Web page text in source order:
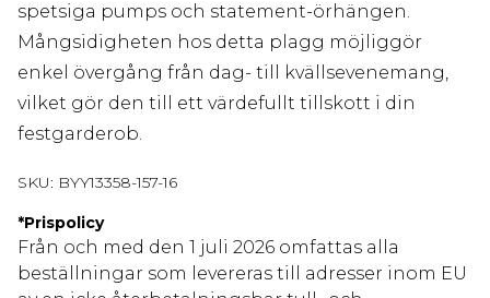
spetsiga pumps och statement-örhängen.
Mångsidigheten hos detta plagg möjliggör
enkel övergång från dag- till kvällsevenemang,
vilket gör den till ett värdefullt tillskott i din
festgarderob.
SKU: BYY13358-157-16
*Prispolicy
Från och med den 1 juli 2026 omfattas alla
beställningar som levereras till adresser inom EU